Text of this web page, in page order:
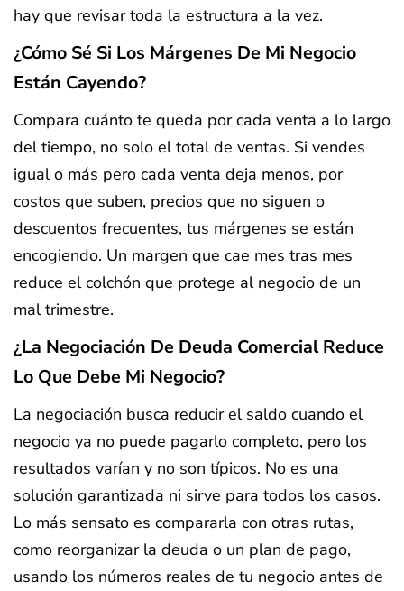
hay que revisar toda la estructura a la vez.
¿Cómo Sé Si Los Márgenes De Mi Negocio
Están Cayendo?
Compara cuánto te queda por cada venta a lo largo
del tiempo, no solo el total de ventas. Si vendes
igual o más pero cada venta deja menos, por
costos que suben, precios que no siguen o
descuentos frecuentes, tus márgenes se están
encogiendo. Un margen que cae mes tras mes
reduce el colchón que protege al negocio de un
mal trimestre.
¿La Negociación De Deuda Comercial Reduce
Lo Que Debe Mi Negocio?
La negociación busca reducir el saldo cuando el
negocio ya no puede pagarlo completo, pero los
resultados varían y no son típicos. No es una
solución garantizada ni sirve para todos los casos.
Lo más sensato es compararla con otras rutas,
como reorganizar la deuda o un plan de pago,
usando los números reales de tu negocio antes de